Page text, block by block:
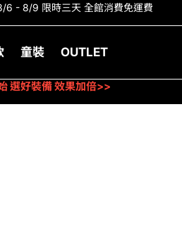
6 - 8/9 限時三天 全館消費免運費
童裝 OUTLET
選好裝備 效果加倍>>